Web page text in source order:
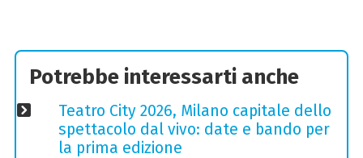
Potrebbe interessarti anche
Teatro City 2026, Milano capitale dello
spettacolo dal vivo: date e bando per
la prima edizione